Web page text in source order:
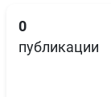
0
публикации